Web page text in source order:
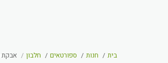
בית חנות ספורטאים חלבון אבקת